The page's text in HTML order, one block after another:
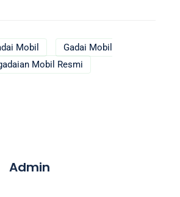
Mobil
Gadai Mobil
Mobil Resmi
Admin